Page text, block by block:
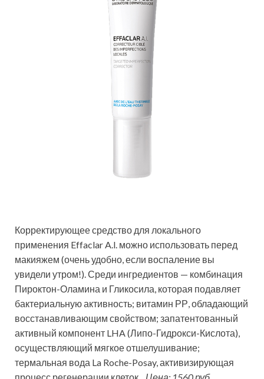
Корректирующее средство для локального
применения Effaclar A.l. можно использовать перед
макияжем (очень удобно, если воспаление вы
увидели утром!). Среди ингредиентов — комбинация
Пироктон-Оламина и Гликосила, которая подавляет
бактериальную активность; витамин РР, обладающий
восстанавливающим свойством; запатентованный
активный компонент LHA (Липо-Гидрокси-Кислота),
осуществляющий мягкое отшелушивание;
термальная вода La Roche-Posay, активизирующая